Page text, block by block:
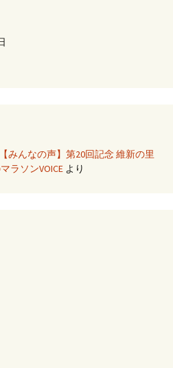
【みんなの声】第20回記念 維新の里
ラソンVOICE より